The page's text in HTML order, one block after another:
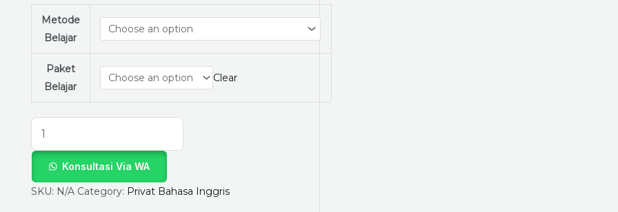
Metode
Belajar
Paket
Belajar
Clear
dan
Offline
quantity
Konsultasi Via WA
SKU: N/A Category: Privat Bahasa Inggris